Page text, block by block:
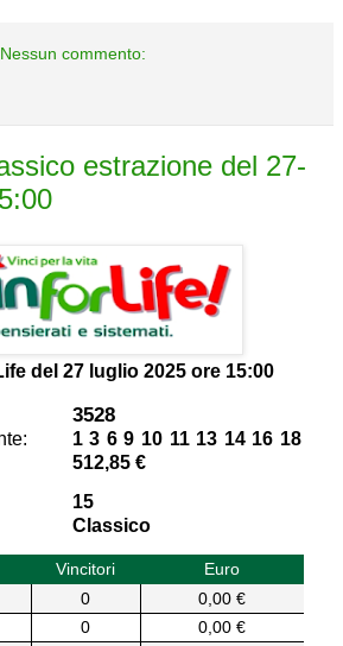
Nessun commento:
estrazione del 27-
del 27 luglio 2025 ore 15:00
3528
1 3 6 9 10 11 13 14 16 18
512,85 €
15
Classico
Vincitori
Euro
0
0,00 €
0
0,00 €